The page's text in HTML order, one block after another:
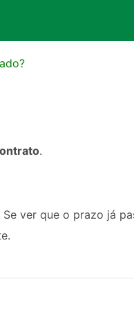
.
ver que o prazo já